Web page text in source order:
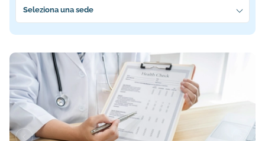
Seleziona una sede